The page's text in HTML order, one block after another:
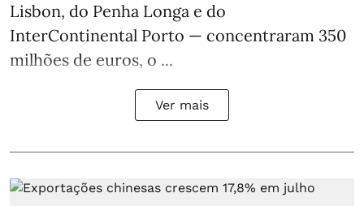
Lisbon, do Penha Longa e do
InterContinental Porto — concentraram 350
milhões de euros, o ...
Ver mais